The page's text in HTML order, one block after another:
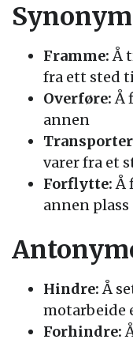
Framme:Å
fra ett sted
Overføre:Å
annen
varer fra et
Forflytte:Å
annen
Hindre:Å
motarbeide
Forhindre: